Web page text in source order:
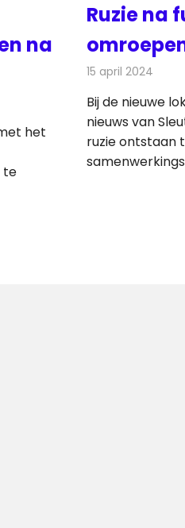
na
het
te
Ruzie na
15 april 2024
Bij de nieuwe
nieuws van
ruzie ontstaan